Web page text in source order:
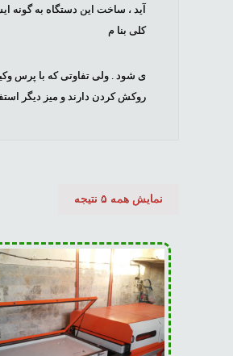
آید ، ساخت این دستگاه به گونه
کلی بنا م
ی شود . ولی تفاوتی که با پرس
روکش کردن دارند و میز دیگر
نمایش همه ۵ نتیجه